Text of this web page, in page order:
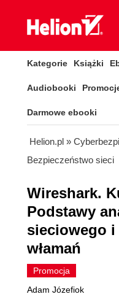
Kategorie Książki
Audiobooki
Darmowe ebooki
Helion.pl »
Bezpieczeństwo sieci
Wireshark.
Podstawy
sieciowego
włamań
Promocja
Adam Józefiok